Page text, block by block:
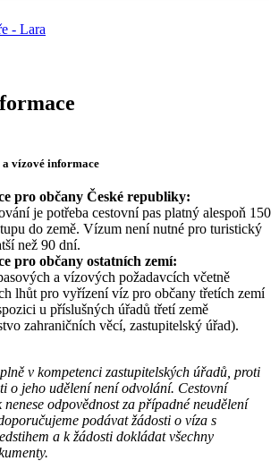
- Lara
vízové informace
pro občany České republiky:
je potřeba cestovní pas platný alespoň 150
do země. Vízum není nutné pro turistický
než 90 dní.
pro občany ostatních zemí:
a vízových požadavcích včetně
lhůt pro vyřízení víz pro občany třetích zemí
u příslušných úřadů třetí země
zahraničních věcí, zastupitelský úřad).
v kompetenci zastupitelských úřadů, proti
o jeho udělení není odvolání. Cestovní
odpovědnost za případné neudělení
podávat žádosti o víza s
a k žádosti dokládat všechny